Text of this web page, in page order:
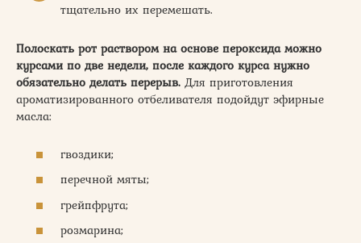
тщательно их перемешать.
Полоскать рот раствором на основе пероксида можно
курсами по две недели, после каждого курса нужно
обязательно делать перерыв. Для приготовления
ароматизированного отбеливателя подойдут эфирные
масла:
гвоздики;
перечной мяты;
грейпфрута;
розмарина;